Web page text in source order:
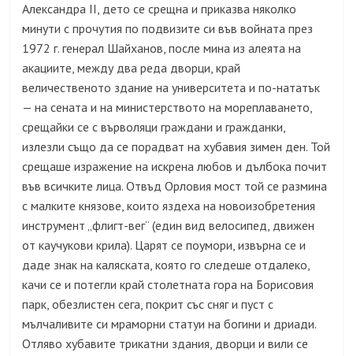
Александра II, дето се срещна и приказва няколко
минути с прочутия по подвизите си във войната през
1972 г. генерал Шайханов, после мина из алеята на
акациите, между два реда дворци, край
величественото здание на университета и по-нататък
— на сената и на министерството на мореплаването,
срещайки се с върволяци граждани и гражданки,
излезли също да се порадват на хубавия зимен ден. Той
срещаше изражение на искрена любов и дълбока почит
във всичките лица. Отвъд Орловия мост той се размина
с малките князове, които яздеха на новоизобретения
инструмент „флигт-вег“ (един вид велосипед, движен
от каучукови крила). Царят се поумори, извърна се и
даде знак на каляската, която го следеше отдалеко,
качи се и потегли край столетната гора на Борисовия
парк, обезлистен сега, покрит със сняг и пуст с
мълчаливите си мраморни статуи на богини и дриади.
Отляво хубавите трикатни здания, дворци и вили се